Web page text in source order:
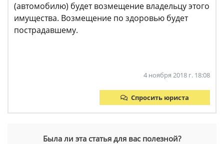
(автомобилю) будет возмещение владельцу этого
имущества. Возмещение по здоровью будет
пострадавшему.
4 ноября 2018 г. 18:08
Спросить юриста
Была ли эта статья для вас полезной?